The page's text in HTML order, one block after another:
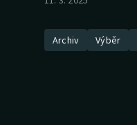
Cyklistika
Archiv Výběr